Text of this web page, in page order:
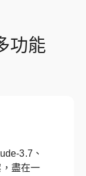
功能
3.7、
盡在一